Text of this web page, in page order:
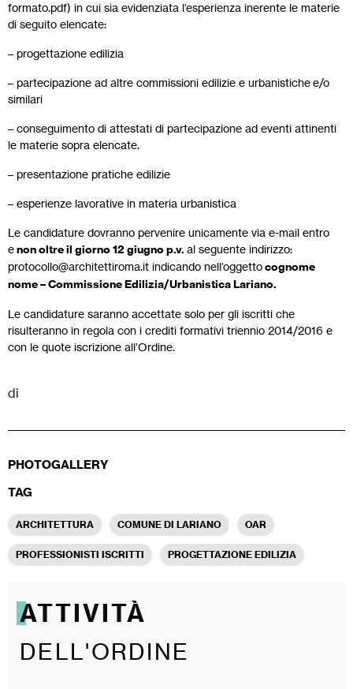
formato.pdf) in cui sia evidenziata l’esperienza inerente le materie
di seguito elencate:
– progettazione edilizia
– partecipazione ad altre commissioni edilizie e urbanistiche e/o
similari
– conseguimento di attestati di partecipazione ad eventi attinenti
le materie sopra elencate.
– presentazione pratiche edilizie
– esperienze lavorative in materia urbanistica
Le candidature dovranno pervenire unicamente via e-mail entro
enon oltre il giorno 12 giugno p.v. al seguente indirizzo:
protocollo@architettiroma.it indicando nell’oggettocognome
nome – Commissione Edilizia/Urbanistica Lariano.
Le candidature saranno accettate solo per gli iscritti che
risulteranno in regola con i crediti formativi triennio 2014/2016 e
con le quote iscrizione all’Ordine.
di
PHOTOGALLERY
TAG
ARCHITETTURA COMUNE DI LARIANO OAR
PROFESSIONISTI ISCRITTI PROGETTAZIONE EDILIZIA
ATTIVITÀ
DELL'ORDINE